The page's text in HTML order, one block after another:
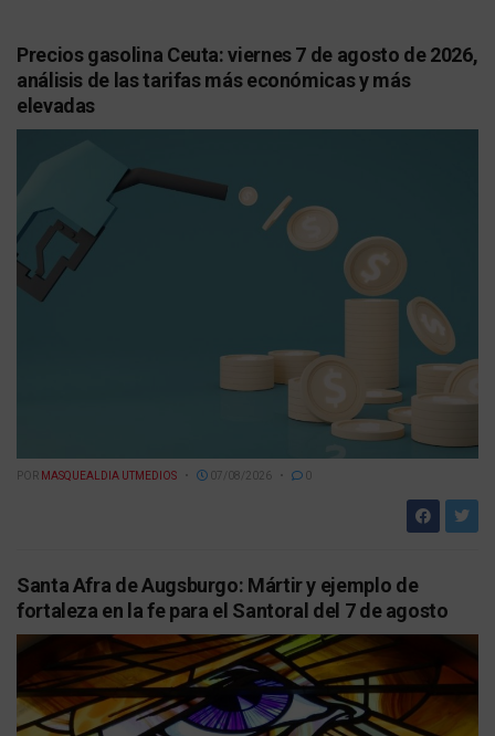
Precios gasolina Ceuta: viernes 7 de agosto de 2026,
análisis de las tarifas más económicas y más
elevadas
POR MASQUEALDIA UTMEDIOS 07/08/2026 0
Santa Afra de Augsburgo: Mártir y ejemplo de
fortaleza en la fe para el Santoral del 7 de agosto